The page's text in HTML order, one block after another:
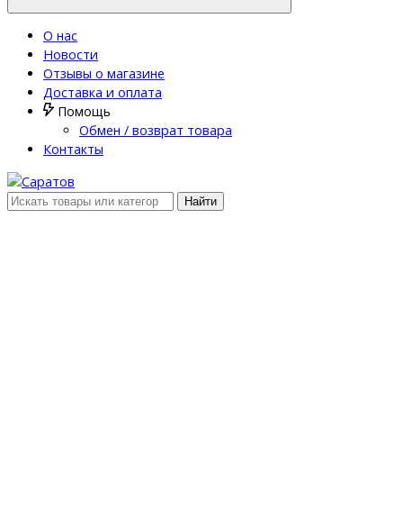
О нас
Новости
Отзывы о магазине
Доставка и оплата
Помощь
Обмен / возврат товара
Контакты
Найти